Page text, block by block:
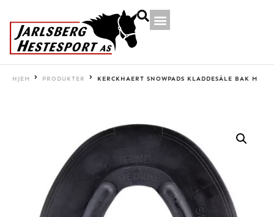
HJEM PRODUKTER KERCKHAERT SNOWPADS KLADDESÅLE BAK M